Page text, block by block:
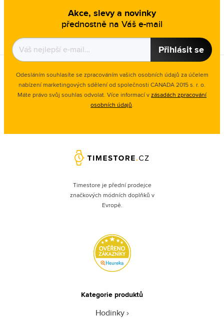
Akce, slevy a novinky
přednostně na Váš e-mail
Přihlásit se
Odesláním souhlasíte se zpracováním vašich osobních údajů za účelem
nabízení marketingových sdělení od společnosti CANADA 2015 s. r. o.
Máte právo svůj souhlas odvolat. Více informací vzásadách zpracování
osobních údajů.
Timestore je přední prodejce
značkových módních doplňků v
Evropě.
Kategorie produktů
Hodinky